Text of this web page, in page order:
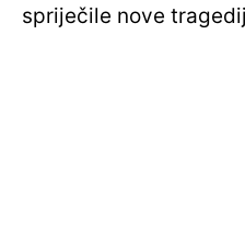
spriječile nove